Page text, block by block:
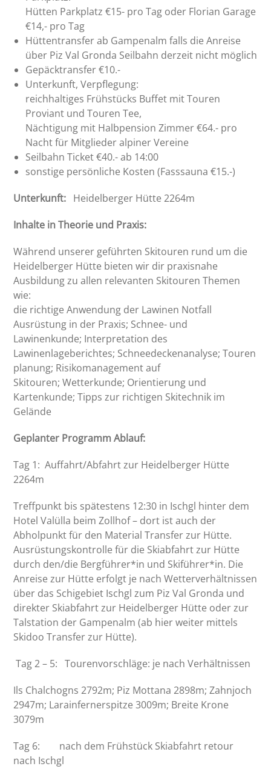
Hütten Parkplatz €15- pro Tag oder Florian Garage
€14,- pro Tag
Hüttentransfer ab Gampenalm falls die Anreise
über Piz Val Gronda Seilbahn derzeit nicht möglich
Gepäcktransfer €10.-
Unterkunft, Verpflegung:
reichhaltiges Frühstücks Buffet mit Touren
Proviant und Touren Tee,
Nächtigung mit Halbpension Zimmer €64.- pro
Nacht für Mitglieder alpiner Vereine
Seilbahn Ticket €40.- ab 14:00
sonstige persönliche Kosten (Fasssauna €15.-)
Unterkunft: Heidelberger Hütte 2264m
Inhalte in Theorie und Praxis:
Während unserer geführten Skitouren rund um die
Heidelberger Hütte bieten wir dir praxisnahe
Ausbildung zu allen relevanten Skitouren Themen
wie:
die richtige Anwendung der Lawinen Notfall
Ausrüstung in der Praxis; Schnee- und
Lawinenkunde; Interpretation des
Lawinenlageberichtes; Schneedeckenanalyse; Touren
planung; Risikomanagement auf
Skitouren; Wetterkunde; Orientierung und
Kartenkunde; Tipps zur richtigen Skitechnik im
Gelände
Geplanter Programm Ablauf:
Tag 1:Auffahrt/Abfahrt zur Heidelberger Hütte
2264m
Treffpunkt bis spätestens 12:30 in Ischgl hinter dem
Hotel Valülla beim Zollhof – dort ist auch der
Abholpunkt für den Material Transfer zur Hütte.
Ausrüstungskontrolle für die Skiabfahrt zur Hütte
durch den/die Bergführer*in und Skiführer*in. Die
Anreise zur Hütte erfolgt je nach Wetterverhältnissen
über das Schigebiet Ischgl zum Piz Val Gronda und
direkter Skiabfahrt zur Heidelberger Hütte oder zur
Talstation der Gampenalm (ab hier weiter mittels
Skidoo Transfer zur Hütte).
Tag 2 – 5: Tourenvorschläge: je nach Verhältnissen
Ils Chalchogns 2792m; Piz Mottana 2898m; Zahnjoch
2947m; Larainfernerspitze 3009m; Breite Krone
3079m
Tag 6: nach dem Frühstück Skiabfahrt retour
nach Ischgl